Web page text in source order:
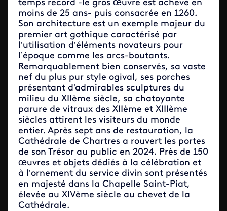
temps record -le gros œuvre est achevé en
moins de 25 ans- puis consacrée en 1260.
Son architecture est un exemple majeur du
premier art gothique caractérisé par
l’utilisation d’éléments novateurs pour
l’époque comme les arcs-boutants.
Remarquablement bien conservés, sa vaste
nef du plus pur style ogival, ses porches
présentant d'admirables sculptures du
milieu du XIIème siècle, sa chatoyante
parure de vitraux des XIIème et XIIIème
siècles attirent les visiteurs du monde
entier. Après sept ans de restauration, la
Cathédrale de Chartres a rouvert les portes
de son Trésor au public en 2024. Près de 150
œuvres et objets dédiés à la célébration et
à l’ornement du service divin sont présentés
en majesté dans la Chapelle Saint-Piat,
élevée au XIVème siècle au chevet de la
Cathédrale.